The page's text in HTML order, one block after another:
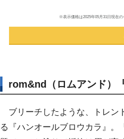
※表示価格は2025年05月31日現在
rom&nd（ロムアンド）
ブリーチしたような、トレン
る『ハンオールブロウカラ』。